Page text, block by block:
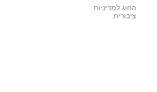
החוג למדיניות
ציבורית